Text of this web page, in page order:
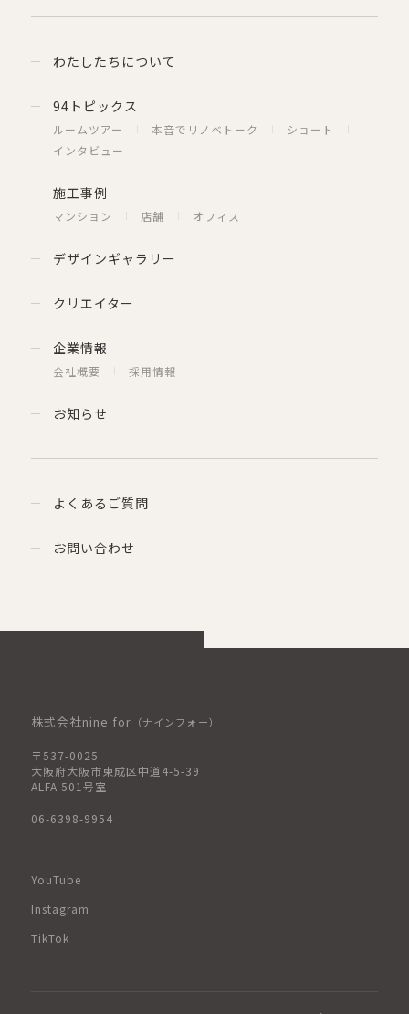
わたしたちについて
94トピックス
ルームツアー 本音でリノベトーク
ショート
インタビュー
施工事例
マンション 店舗 オフィス
デザインギャラリー
クリエイター
企業情報
会社概要 採用情報
お知らせ
よくあるご質問
お問い合わせ
株式会社nine for （ナインフォー）
〒537-0025
大阪府大阪市東成区中道4-5-39
ALFA 501号室
06-6398-9954
YouTube
Instagram
TikTok